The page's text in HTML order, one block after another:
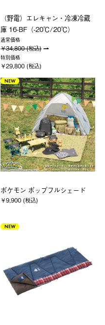
（野電）エレキャン・冷凍冷蔵
庫 16-BF（-20℃/20℃）
通常価格
￥34,800 (税込)
特別価格
￥29,800 (税込)
NEW
ポケモン ポップフルシェード
￥9,900 (税込)
NEW